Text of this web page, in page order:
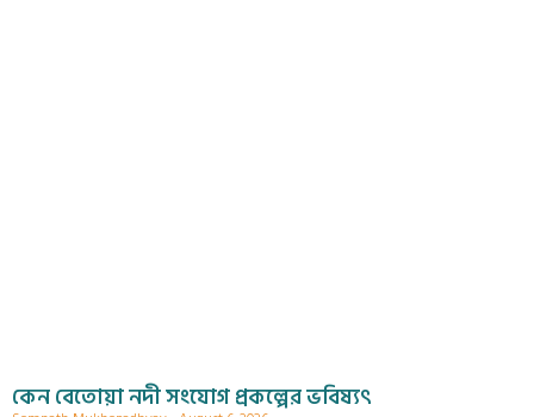
কেন বেতোয়া নদী সংযোগ প্রকল্পের ভবিষ্যৎ